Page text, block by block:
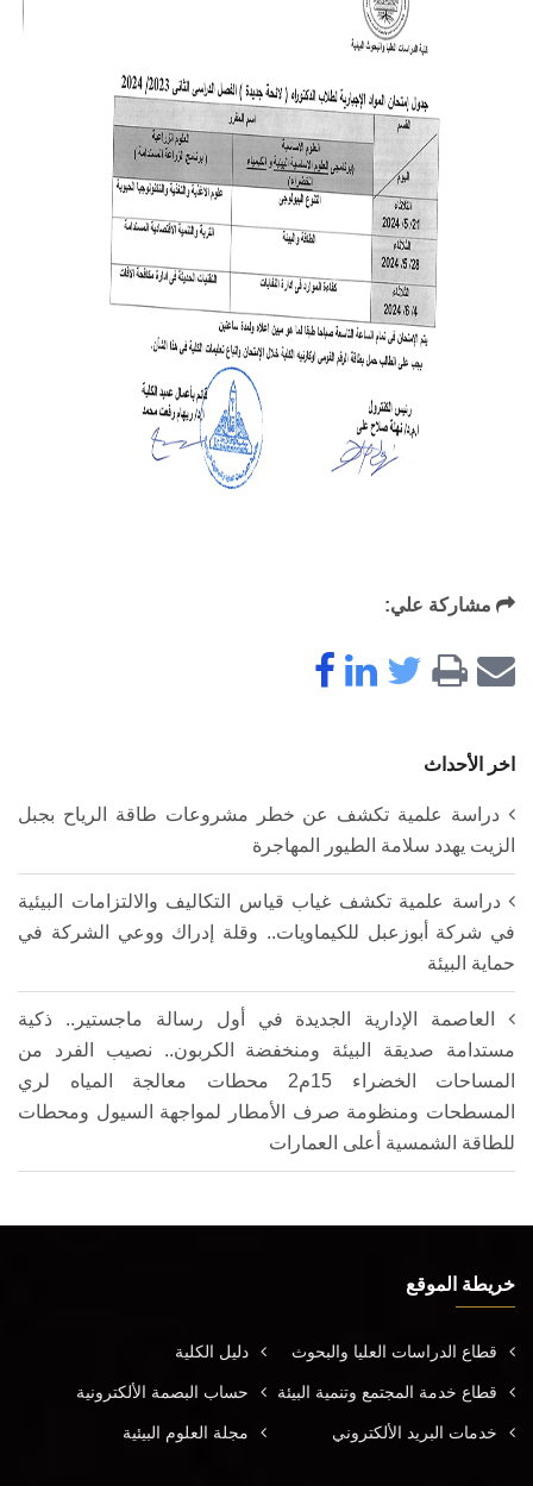
مشاركة علي:
اخر الأحداث
دراسة علمية تكشف عن خطر مشروعات طاقة الرياح بجبل
الزيت يهدد سلامة الطيور المهاجرة
دراسة علمية تكشف غياب قياس التكاليف والالتزامات البيئية
في شركة أبوزعبل للكيماويات.. وقلة إدراك ووعي الشركة في
حماية البيئة
العاصمة الإدارية الجديدة في أول رسالة ماجستير.. ذكية
مستدامة صديقة البيئة ومنخفضة الكربون.. نصيب الفرد من
المساحات الخضراء 15م2 محطات معالجة المياه لري
المسطحات ومنظومة صرف الأمطار لمواجهة السيول ومحطات
للطاقة الشمسية أعلى العمارات
خريطة الموقع
قطاع الدراسات العليا والبحوث دليل الكلية
قطاع خدمة المجتمع وتنمية البيئة حساب البصمة الألكترونية
خدمات البريد الألكتروني مجلة العلوم البيئية